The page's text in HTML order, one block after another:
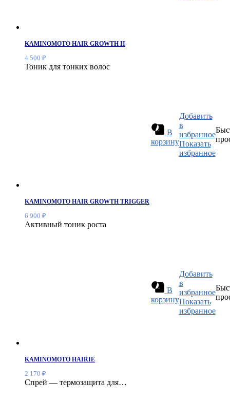
KAMINOMOTO HAIR GROWTH II
4 500 ₽
Тоник для тонких волос
В
корзину
Добавить
в
избранное
Показать
избранное
KAMINOMOTO HAIR GROWTH TRIGGER
6 900 ₽
Активный тоник роста
В
корзину
Добавить
в
избранное
Показать
избранное
KAMINOMOTO HAIRIE
2 170 ₽
Спрей — термозащита для…